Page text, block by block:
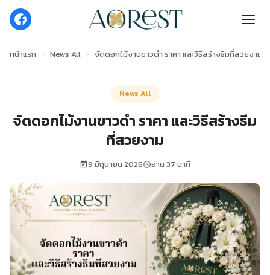
หน้าแรก › News All › จัดดอกไม้งานขาวดำ ราคา และวิธีสร้างธีมที่สวยงาม
News All
จัดดอกไม้งานขาวดำ ราคา และวิธีสร้างธีม
ที่สวยงาม
9 มิถุนายน 2026 อ่าน 37 นาที